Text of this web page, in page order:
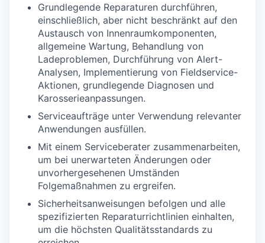
Grundlegende Reparaturen durchführen,
einschließlich, aber nicht beschränkt auf den
Austausch von Innenraumkomponenten,
allgemeine Wartung, Behandlung von
Ladeproblemen, Durchführung von Alert-
Analysen, Implementierung von Fieldservice-
Aktionen, grundlegende Diagnosen und
Karosserieanpassungen.
Serviceaufträge unter Verwendung relevanter
Anwendungen ausfüllen.
Mit einem Serviceberater zusammenarbeiten,
um bei unerwarteten Änderungen oder
unvorhergesehenen Umständen
Folgemaßnahmen zu ergreifen.
Sicherheitsanweisungen befolgen und alle
spezifizierten Reparaturrichtlinien einhalten,
um die höchsten Qualitätsstandards zu